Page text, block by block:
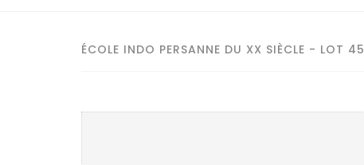
ÉCOLE INDO PERSANNE DU XX SIÈCLE - LOT 45